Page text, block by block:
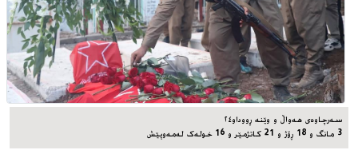
سه‌رچاوه‌ی هه‌واڵ و وێنه‌ ڕووداو٢٤
3 مانگ و 18 ڕۆژ و 21 کاتژمێر و 16 خوله‌ک له‌مه‌وپێش‌